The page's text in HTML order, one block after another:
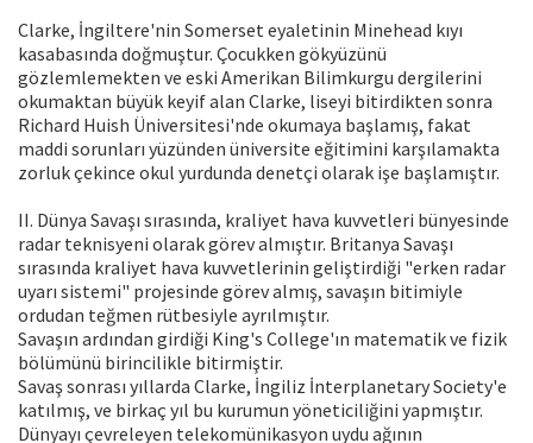
Clarke, İngiltere'nin Somerset eyaletinin Minehead kıyı
kasabasında doğmuştur. Çocukken gökyüzünü
gözlemlemekten ve eski Amerikan Bilimkurgu dergilerini
okumaktan büyük keyif alan Clarke, liseyi bitirdikten sonra
Richard Huish Üniversitesi'nde okumaya başlamış, fakat
maddi sorunları yüzünden üniversite eğitimini karşılamakta
zorluk çekince okul yurdunda denetçi olarak işe başlamıştır.
II. Dünya Savaşı sırasında, kraliyet hava kuvvetleri bünyesinde
radar teknisyeni olarak görev almıştır. Britanya Savaşı
sırasında kraliyet hava kuvvetlerinin geliştirdiği "erken radar
uyarı sistemi" projesinde görev almış, savaşın bitimiyle
ordudan teğmen rütbesiyle ayrılmıştır.
Savaşın ardından girdiği King's College'ın matematik ve fizik
bölümünü birincilikle bitirmiştir.
Savaş sonrası yıllarda Clarke, İngiliz İnterplanetary Society'e
katılmış, ve birkaç yıl bu kurumun yöneticiliğini yapmıştır.
Dünyayı çevreleyen telekomünikasyon uydu ağının